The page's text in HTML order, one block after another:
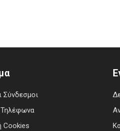
Σύνδεσμοι
Τηλέφωνα
Cookies